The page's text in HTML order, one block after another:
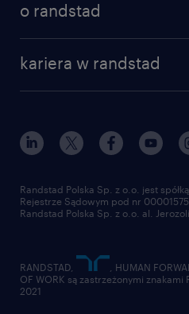
praca w amazon
o randstad
dla mediów
dla dostawców
kariera w randstad
nasz świat
pracuj w randstad
złóż CV
Randstad Polska Sp. z o.o. jest
Rejestrze Sądowym pod nr
Randstad Polska Sp. z o.o. al.
RANDSTAD,
, HUMAN
OF WORK są zastrzeżonymi
2021